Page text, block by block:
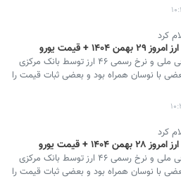
کرد
۲۹ بهمن ۱۴۰۴ + قیمت یورو
نرخ ارز در صرافی ملی و نرخ رسمی ۴۶ ارز توسط بانک مرکزی
با نوسان همراه بود و بعضی ثبات قیمت را
کرد
۲۸ بهمن ۱۴۰۴ + قیمت یورو
نرخ ارز در صرافی ملی و نرخ رسمی ۴۶ ارز توسط بانک مرکزی
با نوسان همراه بود و بعضی ثبات قیمت را